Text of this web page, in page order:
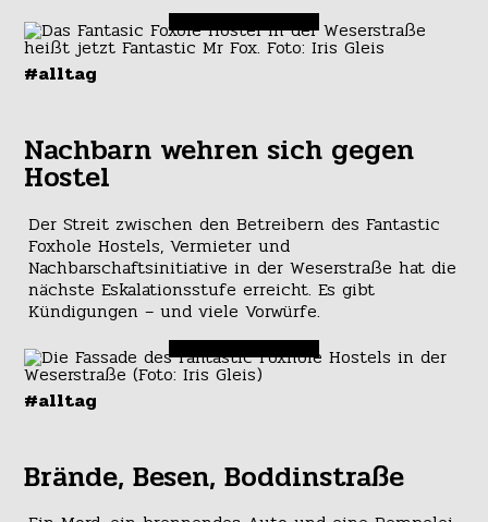
#alltag
Nachbarn wehren sich gegen
Hostel
Der Streit zwischen den Betreibern des Fantastic
Foxhole Hostels, Vermieter und
Nachbarschaftsinitiative in der Weserstraße hat die
nächste Eskalationsstufe erreicht. Es gibt
Kündigungen – und viele Vorwürfe.
#alltag
Brände, Besen, Boddinstraße